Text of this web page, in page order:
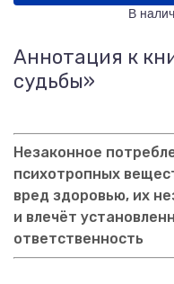
В
Аннотация к
судьбы»
Незаконное
психотропных
вред здоровью, их
и влечёт
ответственность